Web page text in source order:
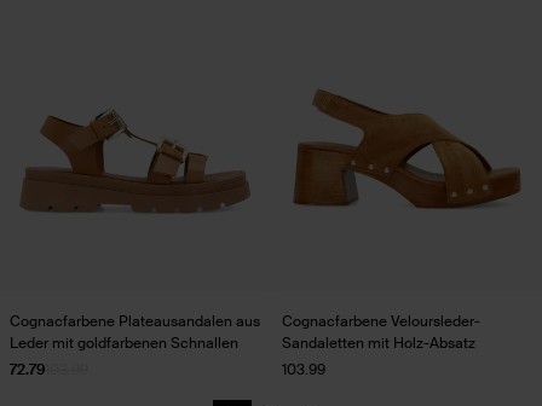
Cognacfarbene Plateausandalen aus
Leder mit goldfarbenen Schnallen
72.79
Cognacfarbene Veloursleder-
Sandaletten mit Holz-Absatz
103.99